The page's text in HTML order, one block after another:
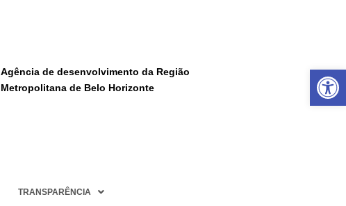
Agência de desenvolvimento da Região
Metropolitana de Belo Horizonte
TRANSPARÊNCIA